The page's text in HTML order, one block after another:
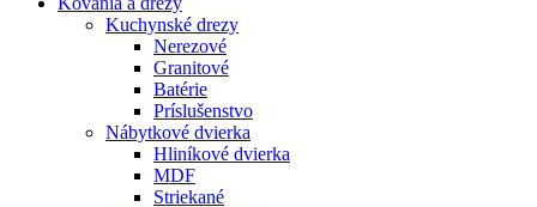
Kuchynské drezy
Nerezové
Granitové
Batérie
Príslušenstvo
Nábytkové dvierka
Hliníkové dvierka
MDF
Striekané